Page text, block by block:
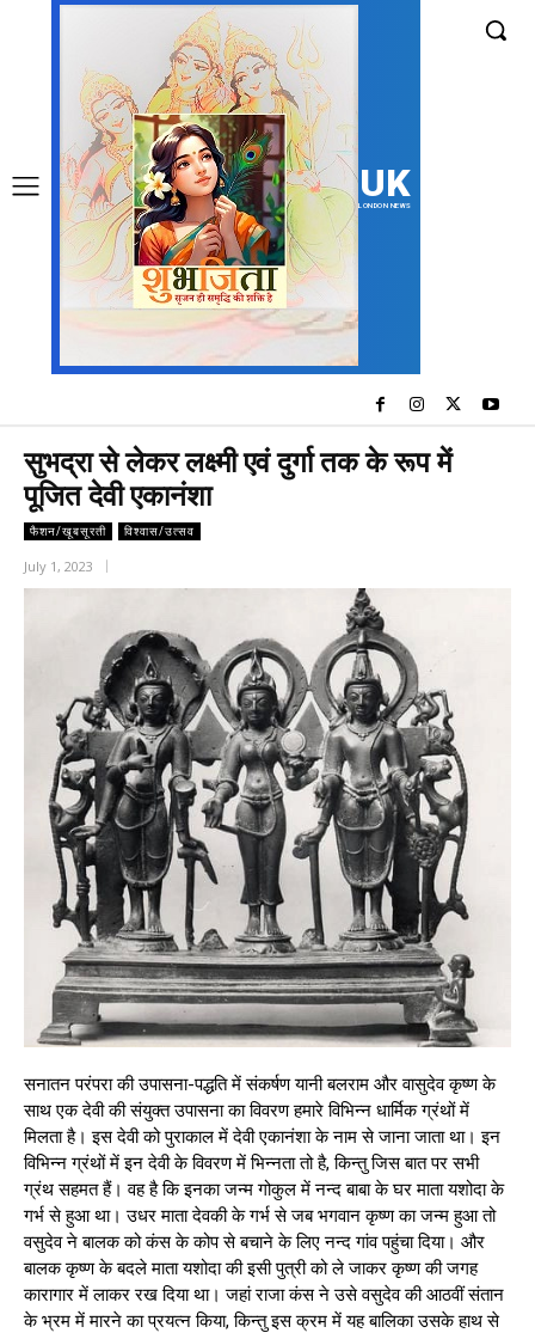
UK
LONDON NEWS
सुभद्रा से लेकर लक्ष्मी एवं दुर्गा तक के रूप में
पूजित देवी एकानंशा
फैशन/खूबसूरती विश्वास/उत्सव
July 1, 2023
सनातन परंपरा की उपासना-पद्धति में संकर्षण यानी बलराम और वासुदेव कृष्ण के
साथ एक देवी की संयुक्त उपासना का विवरण हमारे विभिन्न धार्मिक ग्रंथों में
मिलता है। इस देवी को पुराकाल में देवी एकानंशा के नाम से जाना जाता था। इन
विभिन्न ग्रंथों में इन देवी के विवरण में भिन्नता तो है, किन्तु जिस बात पर सभी
ग्रंथ सहमत हैं। वह है कि इनका जन्म गोकुल में नन्द बाबा के घर माता यशोदा के
गर्भ से हुआ था। उधर माता देवकी के गर्भ से जब भगवान कृष्ण का जन्म हुआ तो
वसुदेव ने बालक को कंस के कोप से बचाने के लिए नन्द गांव पहुंचा दिया। और
बालक कृष्ण के बदले माता यशोदा की इसी पुत्री को ले जाकर कृष्ण की जगह
कारागार में लाकर रख दिया था। जहां राजा कंस ने उसे वसुदेव की आठवीं संतान
के भ्रम में मारने का प्रयत्न किया, किन्तु इस क्रम में यह बालिका उसके हाथ से